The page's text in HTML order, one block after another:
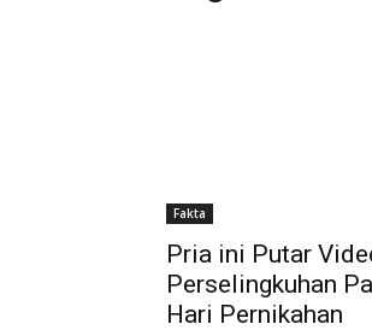
Fakta
Pria ini Putar
Perselingkuhan
Hari Pernikahan